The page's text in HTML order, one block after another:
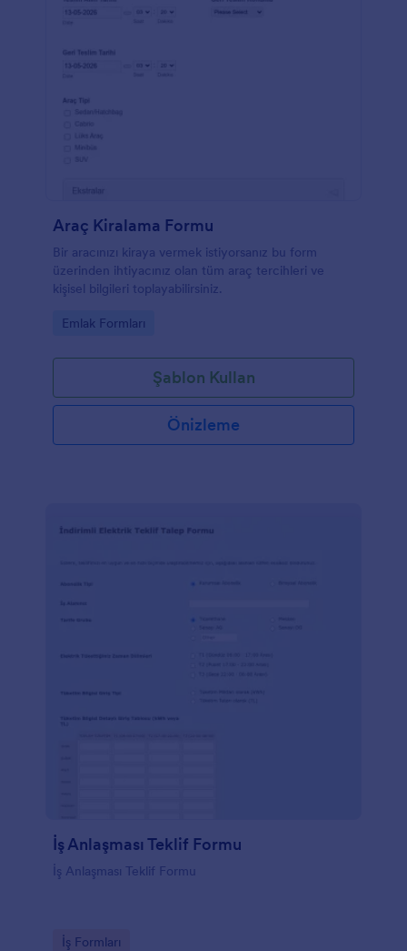
Araç Kiralama Formu
Bir aracınızı kiraya vermek istiyorsanız bu form
üzerinden ihtiyacınız olan tüm araç tercihleri ve
kişisel bilgileri toplayabilirsiniz.
Go to Category:
Emlak Formları
Şablon Kullan
Önizleme
İş Anlaşması Teklif Formu
İş Anlaşması Teklif Formu
Go to Category:
İş Formları